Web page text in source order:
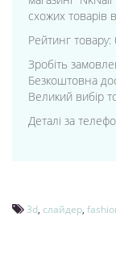
схожих товарів
Рейтинг товару:
Зробіть
Безкоштовна
Великий вибір
Деталі за
3d, слайдер,